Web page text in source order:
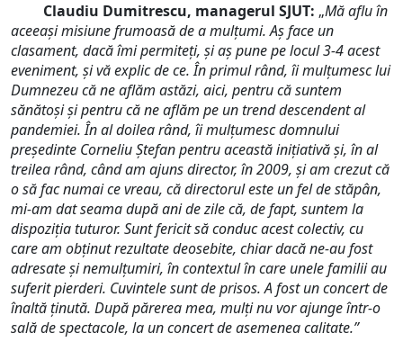
Claudiu Dumitrescu, managerul SJUT: „Mă aflu în
aceeași misiune frumoasă de a mulțumi. Aș face un
clasament, dacă îmi permiteți, și aș pune pe locul 3-4 acest
eveniment, și vă explic de ce. În primul rând, îi mulțumesc lui
Dumnezeu că ne aflăm astăzi, aici, pentru că suntem
sănătoși și pentru că ne aflăm pe un trend descendent al
pandemiei. În al doilearând, îi mulțumesc domnului
președinte Corneliu Ștefan pentru această inițiativă și, în al
treilea rând, când am ajuns director, în 2009, și am crezut că
o să fac numai ce vreau, că directorul este un fel de stăpân,
mi-am dat seama după ani de zile că, de fapt, suntem la
dispoziția tuturor. Sunt fericit să conduc acest colectiv, cu
care am obținut rezultate deosebite, chiar dacă ne-au fost
adresate și nemulțumiri, în contextul în care unele familii au
suferit pierderi. Cuvintele sunt de prisos. A fost un concert de
înaltă ținută. După părerea mea, mulți nu vor ajunge într-o
sală de spectacole, la un concert de asemenea calitate.”